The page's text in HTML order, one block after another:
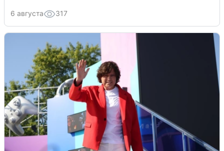
6 августа 317